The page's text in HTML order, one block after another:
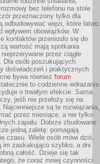
bez telefonu na stole
przeznaczony tylko dla
odbudowywać więzi, które łatwo
wpływem obowiązków. W
kontaktów przeniosło się do
wartość mają spotkania
przez ciągłe
Dla osób poszukujących
doświadczeń i praktycznych
bywa również forum
to codzienne wdrażanie
o trwałym efekcie. Sama
jeśli nie przełoży się na
są te rozwiązania,
przez miesiące, a nie tylko
zapału. Dobrze zbudowane
jedną zaletę: pomagają
czasu. Wiele osób mówi dziś,
im zaskakująco szybko, a dni
całość. Dzieje się tak
że coraz mniej czynności